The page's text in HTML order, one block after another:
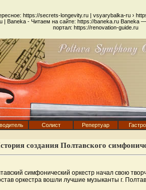
https://secrets-longevity.ru| vsyarybalka-ru›
Baneka - Читаем на сайте: https://baneka.ruBaneka —
портал: https://renovation-guide.ru
Солист Репертуар
создания Полтавского
симфонический оркестр начал свою
оркестра вошли лучшие музыканты г.